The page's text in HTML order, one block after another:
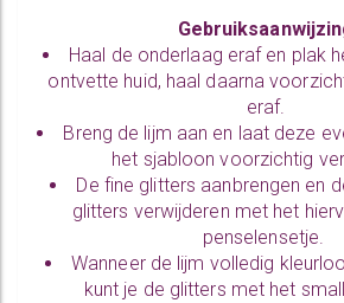
Haal de onderlaag eraf en plak
ontvette huid, haal daarna
eraf.
Breng de lijm aan en laat deze
het sjabloon voorzichtig
De fine glitters aanbrengen en
glitters verwijderen met het
penselensetje.
Wanneer de lijm volledig
kunt je de glitters met het